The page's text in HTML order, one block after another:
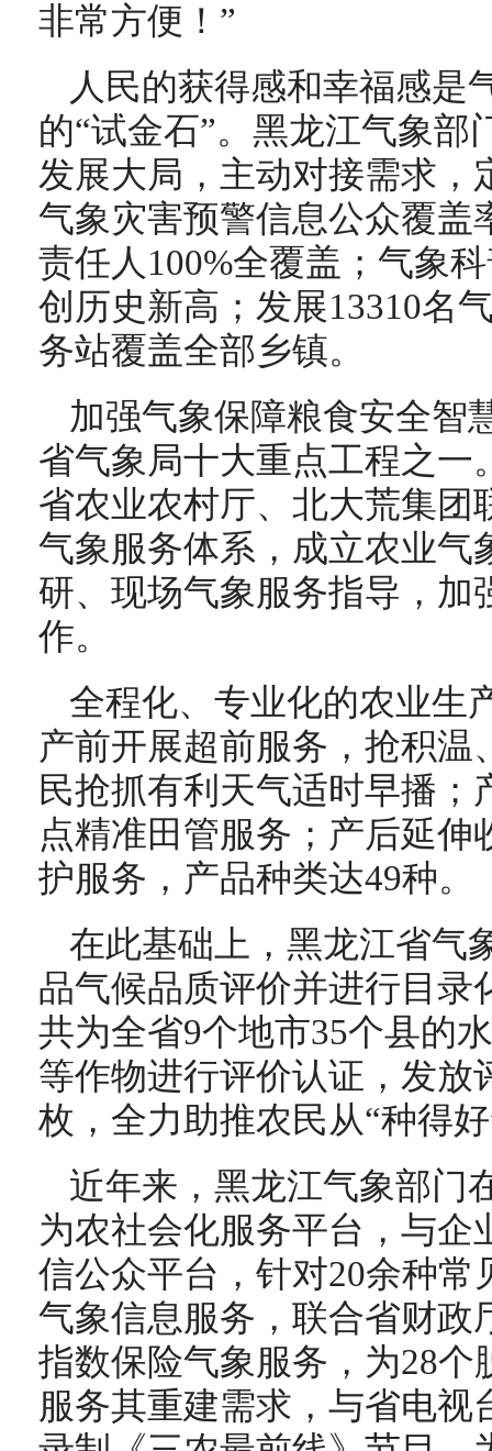
非常方便！”
人民的获得感和幸福感是
的“试金石”。黑龙江气象部
发展大局，主动对接需求，
气象灾害预警信息公众覆盖
责任人100%全覆盖；气象
创历史新高；发展13310名
务站覆盖全部乡镇。
加强气象保障粮食安全智
省气象局十大重点工程之一
省农业农村厅、北大荒集团
气象服务体系，成立农业气
研、现场气象服务指导，加
作。
全程化、专业化的农业
产前开展超前服务，抢积温
民抢抓有利天气适时早播
点精准田管服务；产后延
护服务，产品种类达49种。
在此基础上，黑龙江省气
品气候品质评价并进行目录
共为全省9个地市35个县的
等作物进行评价认证，发放
枚，全力助推农民从“种得
近年来，黑龙江气象部门
为农社会化服务平台，与企
信公众平台，针对20余种
气象信息服务，联合省财政
指数保险气象服务，为28
服务其重建需求，与省电视